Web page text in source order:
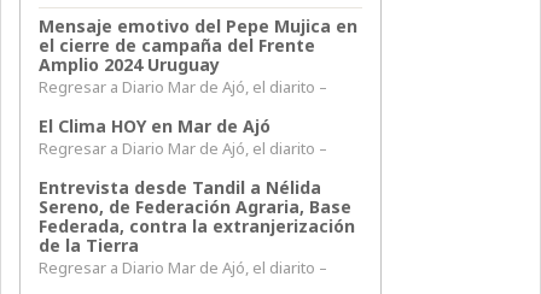
Mensaje emotivo del Pepe Mujica en
el cierre de campaña del Frente
Amplio 2024 Uruguay
Regresar a Diario Mar de Ajó, el diarito –
El Clima HOY en Mar de Ajó
Regresar a Diario Mar de Ajó, el diarito –
Entrevista desde Tandil a Nélida
Sereno, de Federación Agraria, Base
Federada, contra la extranjerización
de la Tierra
Regresar a Diario Mar de Ajó, el diarito –